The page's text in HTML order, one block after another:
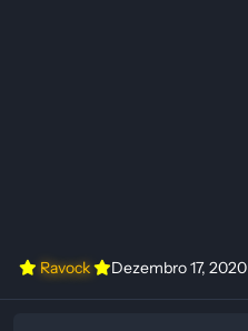
Ravock Dezembro 17, 2020